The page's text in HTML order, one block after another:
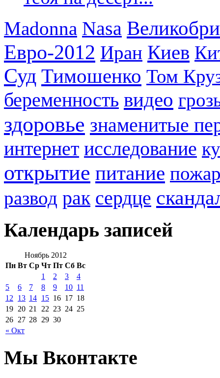
Madonna Nasa
Евро-2012 Иран Киев
Суд Тимошенко Том
беременность видео
здоровье знаменитые
интернет исследование
открытие питание
развод рак сердце
Календарь записей
Ноябрь 2012
Пн Вт Ср Чт Пт Сб Вс
« Окт
1 2 3
4
5
6 7 8 9 10 11
12
13 14 15 16 17 18
19 20 21 22 23 24 25
26 27 28 29 30
Мы Вконтакте